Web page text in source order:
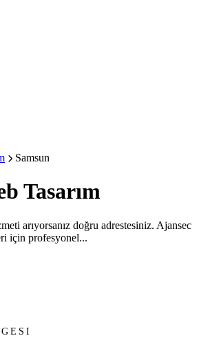
Samsun
Tasarım
arıyorsanız doğru adrestesiniz. Ajansec
için profesyonel...